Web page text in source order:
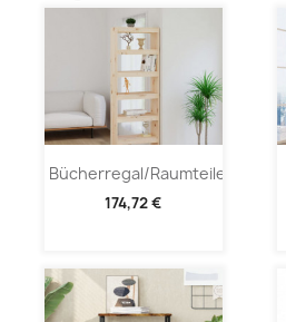
Bücherregal/Raumteiler...
174,72 €